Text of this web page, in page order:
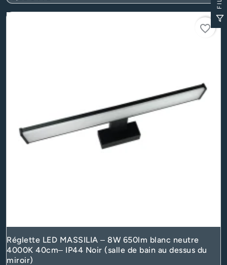
favorite_border
Réglette LED MASSILIA – 8W 650lm blanc neutre
4000K 40cm– IP44 Noir (salle de bain au dessus du
miroir)